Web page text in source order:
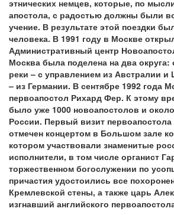
этнических немцев, которые, по
апостола, с радостью должны были
учение. В результате этой поездки
человека. В 1991 году в Москве
Административный центр
Москва была поделена на два
реки – с управлением из Австралии
– из Германии. В сентябре 1992 года
первоапостол Рихард Фер. К этому
было уже 1000 новоапостолов и
России. Первый визит
отмечен концертом в Большом зале
котором участвовали знаменитые
исполнители, в том числе органист
торжественном богослужении по
причастия удостоились все
Кремлевской стены, а также царь
изгнавший английского